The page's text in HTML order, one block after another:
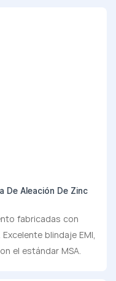
De Aleación De Zinc
fabricadas con
blindaje EMI,
el estándar MSA.